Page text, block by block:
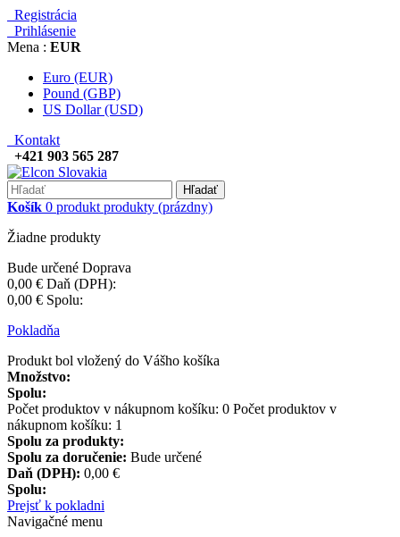
Registrácia
Prihlásenie
Mena : EUR
Euro (EUR)
Pound (GBP)
US Dollar (USD)
Kontakt
+421 903 565 287
Hľadať
Košík 0 produkt produkty (prázdny)
Žiadne produkty
Bude určené Doprava
0,00 € Daň (DPH):
0,00 € Spolu:
Pokladňa
Produkt bol vložený do Vášho košíka
Množstvo:
Spolu:
Počet produktov v nákupnom košíku: 0 Počet produktov v
nákupnom košíku: 1
Spolu za produkty:
Spolu za doručenie: Bude určené
Daň (DPH): 0,00 €
Spolu:
Prejsť k pokladni
Navigačné menu